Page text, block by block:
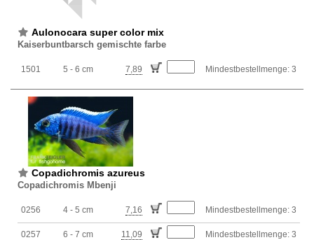
Aulonocara super color mix
Kaiserbuntbarsch gemischte farbe
1501 5 - 6 cm 7,89 Mindestbestellmenge: 3
Copadichromis azureus
Copadichromis Mbenji
0256 4 - 5 cm 7,16 Mindestbestellmenge: 3
0257 6 - 7 cm 11,09 Mindestbestellmenge: 3